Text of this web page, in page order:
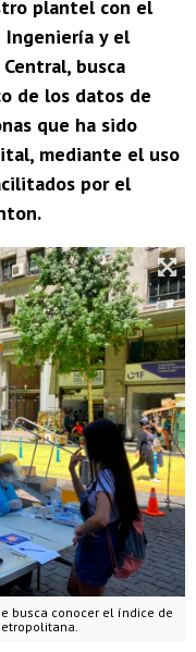
plantel con el
y el
busca
de los datos de
que ha sido
mediante el uso
por el
busca conocer el índice de